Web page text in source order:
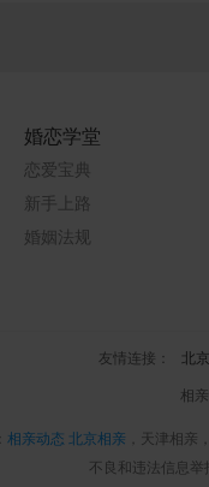
婚恋学堂
恋爱宝典
新手上路
婚姻法规
友情连接： 北
相
相亲动态 北京相亲 ，天津相亲
不良和违法信息